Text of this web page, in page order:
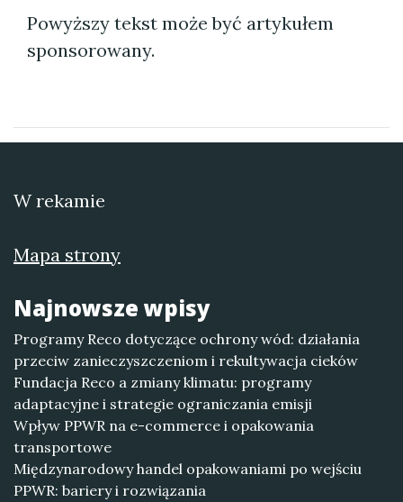
Powyższy tekst może być artykułem
sponsorowany.
W rekamie
Mapa strony
Najnowsze wpisy
Programy Reco dotyczące ochrony wód: działania
przeciw zanieczyszczeniom i rekultywacja cieków
Fundacja Reco a zmiany klimatu: programy
adaptacyjne i strategie ograniczania emisji
Wpływ PPWR na e-commerce i opakowania
transportowe
Międzynarodowy handel opakowaniami po wejściu
PPWR: bariery i rozwiązania